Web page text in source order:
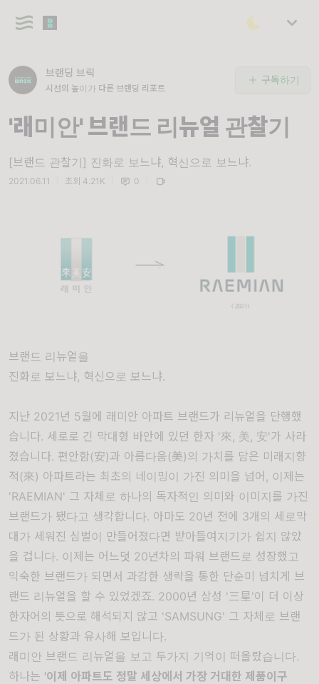
브랜딩 브릭
시선의 높이가 다른 브랜딩 리포트
구독하기
'래미안' 브랜드 리뉴얼 관찰기
[브랜드 관찰기] 진화로 보느냐, 혁신으로 보느냐.
2021.06.11 조회 4.21K 0
브랜드 리뉴얼을
진화로 보느냐, 혁신으로 보느냐.
지난 2021년 5월에 래미안 아파트 브랜드가 리뉴얼을 단행했
습니다. 세로로 긴 막대형 바안에 있던 한자 '來, 美, 安'가 사라
졌습니다. 편안함(安)과 아름다움(美)의 가치를 담은 미래지향
적(來) 아파트라는 최초의 네이밍이 가진 의미을 넘어, 이제는
'RAEMIAN' 그 자체로 하나의 독자적인 의미와 이미지를 가진
브랜드가 됐다고 생각합니다. 아마도 20년 전에 3개의 세로막
대가 세워진 심벌이 만들어졌다면 받아들여지기가 쉽지 않았
을 겁니다. 이제는 어느덧 20년차의 파워 브랜드로 성장했고
익숙한 브랜드가 되면서 과감한 생략을 통한 단순미 넘치게 브
랜드 리뉴얼을 할 수 있었겠죠. 2000년 삼성 ' 三 星'이 더 이상
한자어의 뜻으로 해석되지 않고 'SAMSUNG' 그 자체로 브랜
드가 된 상황과 유사해 보입니다.
래미안 브랜드 리뉴얼을 보고 두가지 기억이 떠올랐습니다.
하나는 '이제 아파트도 정말 세상에서 가장 거대한 제품이구